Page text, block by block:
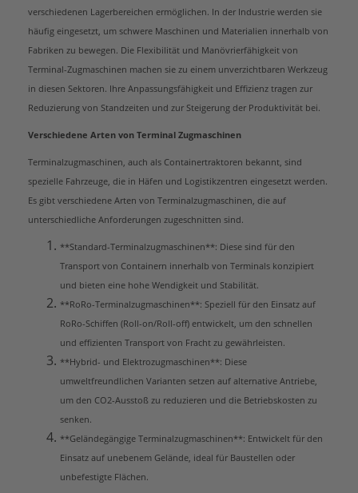
verschiedenen Lagerbereichen ermöglichen. In der Industrie werden sie
häufig eingesetzt, um schwere Maschinen und Materialien innerhalb von
Fabriken zu bewegen. Die Flexibilität und Manövrierfähigkeit von
Terminal-Zugmaschinen machen sie zu einem unverzichtbaren Werkzeug
in diesen Sektoren. Ihre Anpassungsfähigkeit und Effizienz tragen zur
Reduzierung von Standzeiten und zur Steigerung der Produktivität bei.
Verschiedene Arten von Terminal Zugmaschinen
Terminalzugmaschinen, auch als Containertraktoren bekannt, sind
spezielle Fahrzeuge, die in Häfen und Logistikzentren eingesetzt werden.
Es gibt verschiedene Arten von Terminalzugmaschinen, die auf
unterschiedliche Anforderungen zugeschnitten sind.
**Standard-Terminalzugmaschinen**: Diese sind für den
Transport von Containern innerhalb von Terminals konzipiert
und bieten eine hohe Wendigkeit und Stabilität.
**RoRo-Terminalzugmaschinen**: Speziell für den Einsatz auf
RoRo-Schiffen (Roll-on/Roll-off) entwickelt, um den schnellen
und effizienten Transport von Fracht zu gewährleisten.
**Hybrid- und Elektrozugmaschinen**: Diese
umweltfreundlichen Varianten setzen auf alternative Antriebe,
um den CO2-Ausstoß zu reduzieren und die Betriebskosten zu
senken.
**Geländegängige Terminalzugmaschinen**: Entwickelt für den
Einsatz auf unebenem Gelände, ideal für Baustellen oder
unbefestigte Flächen.